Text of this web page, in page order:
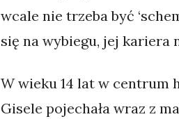
wcale nie trzeba być
się na wybiegu, jej kariera
W wieku 14 lat w centrum
Gisele pojechała wraz z